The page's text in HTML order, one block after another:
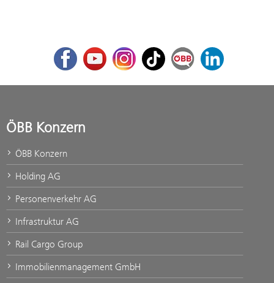
FacebookYoutubeInstagram
TikTok ÖBB Corporate Blog
LinkedIn
ÖBB Konzern
ÖBB Konzern
Holding AG
Personenverkehr AG
Infrastruktur AG
Rail Cargo Group
Immobilienmanagement GmbH